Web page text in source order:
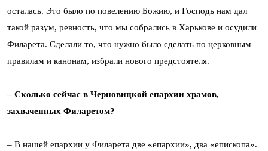
осталась. Это было по повелению Божию, и Господь нам дал
такой разум, ревность, что мы собрались в Харькове и осудили
Филарета. Сделали то, что нужно было сделать по церковным
правилам и канонам, избрали нового предстоятеля.
– Сколько сейчас в Черновицкой епархии храмов,
захваченных Филаретом?
– В нашей епархии у Филарета две «епархии», два «епископа».